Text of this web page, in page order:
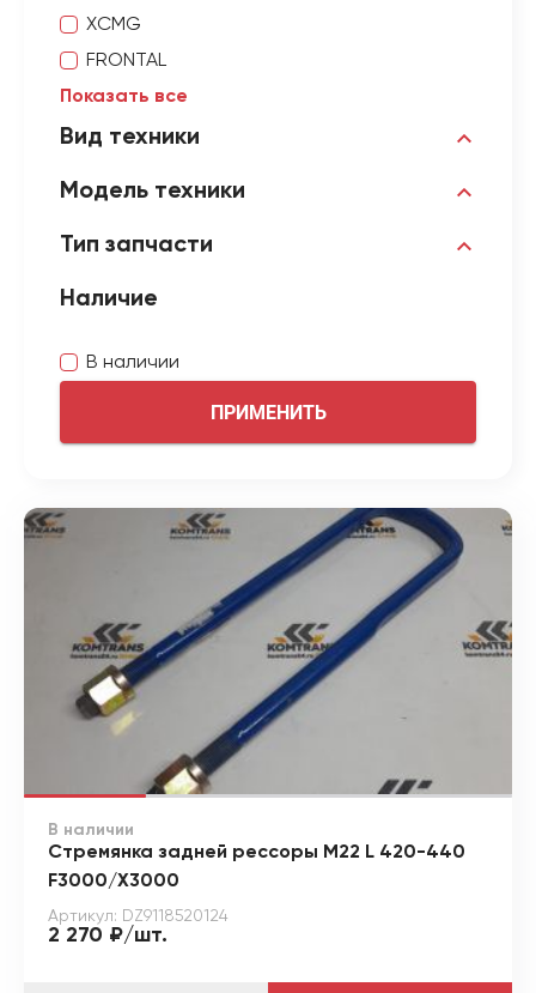
XCMG
FRONTAL
Показать все
Вид техники
Модель техники
Тип запчасти
Наличие
В наличии
ПРИМЕНИТЬ
В наличии
Стремянка задней рессоры М22 L 420-440
F3000/X3000
Артикул: DZ9118520124
2 270 ₽/шт.